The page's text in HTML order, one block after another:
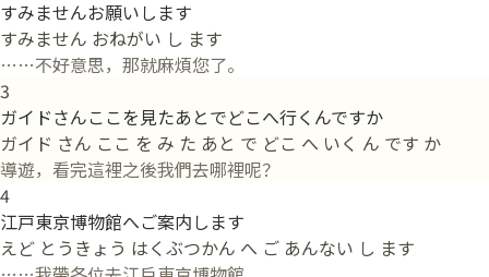
すみませんお願いします
すみません おねがい し ます
……不好意思，那就麻煩您了。
3
ガイドさんここを見たあとでどこへ行くんですか
ガイド さん ここ を み た あと で どこ へ いく ん です か
導遊，看完這裡之後我們去哪裡呢？
4
江戸東京博物館へご案内します
えど とうきょう はくぶつかん へ ご あんない し ます